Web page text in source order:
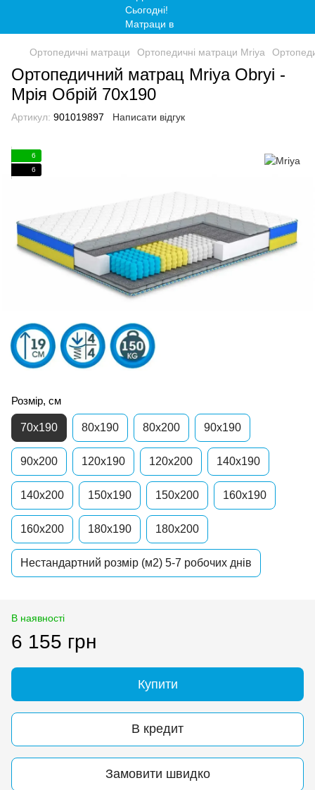
Ортопедичні матраци Ортопедичні матраци Mriya
Ортопедичний матрац Mriya Obryi -
Мрія Обрій 70x190
Артикул: 901019897 Написати відгук
6
6
Розмір, см
70x190 80x190 80x200 90x190
90x200 120x190 120x200 140x190
140x200 150x190 150x200 160x190
160x200 180x190 180x200
Нестандартний розмір (м2) 5-7 робочих днів
В наявності
6 155 грн
Купити
В кредит
Замовити швидко